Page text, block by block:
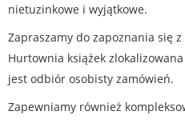
nietuzinkowe i wyjątkowe.
Zapraszamy do zapoznania się
Hurtownia książek
jest odbiór osobisty zamówień.
Zapewniamy również